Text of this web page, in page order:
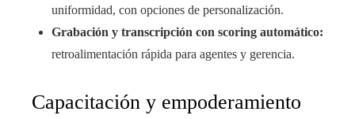
uniformidad, con opciones de personalización.
Grabación y transcripción con scoring automático:
retroalimentación rápida para agentes y gerencia.
Capacitación y empoderamiento